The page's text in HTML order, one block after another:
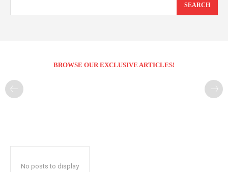
SEARCH
BROWSE OUR EXCLUSIVE ARTICLES!
No posts to display